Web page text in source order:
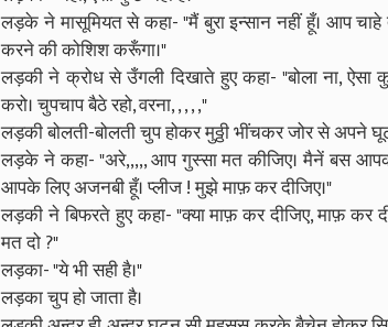
लड़के ने मासूमियत से कहा- "मैं बुरा इन्सान नहीं हूँ। आप
करने की कोशिश करूँगा।"
लड़की ने क्रोध से उँगली दिखाते हुए कहा- "बोला ना, ऐसा
करो। चुपचाप बैठे रहो, वरना, , , , ,"
लड़की बोलती-बोलती चुप होकर मुठ्ठी भींचकर जोर से अपने
लड़के ने कहा- "अरे,,,,, आप गुस्सा मत कीजिए। मैनें बस
आपके लिए अजनबी हूँ। प्लीज ! मुझे माफ़ कर दीजिए।"
लड़की ने बिफरते हुए कहा- "क्या माफ़ कर दीजिए, माफ़ कर
मत दो ?"
लड़का- "ये भी सही है।"
लड़का चुप हो जाता है।